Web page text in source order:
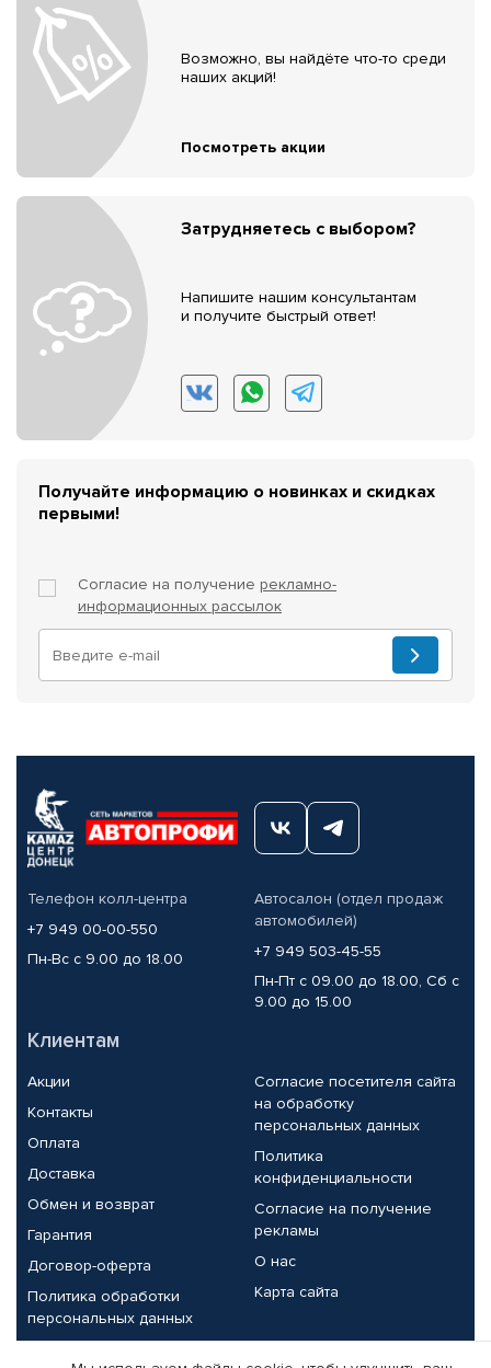
Возможно, вы найдёте что-то среди
наших акций!
Посмотреть акции
Затрудняетесь с выбором?
Напишите нашим консультантам
и получите быстрый ответ!
Получайте информацию о новинках и скидках
первыми!
Согласие на получение рекламно-
информационных рассылок
Телефон колл-центра
+7 949 00-00-550
Пн-Вс с 9.00 до 18.00
Автосалон (отдел продаж
автомобилей)
+7 949 503-45-55
Пн-Пт с 09.00 до 18.00, Сб с
9.00 до 15.00
Клиентам
Акции
Контакты
Оплата
Доставка
Обмен и возврат
Гарантия
Договор-оферта
Политика обработки
персональных данных
Согласие посетителя сайта
на обработку
персональных данных
Политика
конфиденциальности
Согласие на получение
рекламы
О нас
Карта сайта